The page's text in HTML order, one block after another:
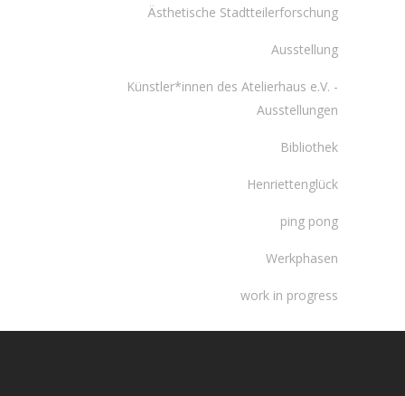
Ästhetische Stadtteilerforschung
Ausstellung
Künstler*innen des Atelierhaus e.V. -
Ausstellungen
Bibliothek
Henriettenglück
ping pong
Werkphasen
work in progress